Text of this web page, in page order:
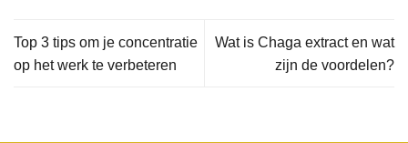
Top 3 tips om je concentratie
op het werk te verbeteren
Wat is Chaga extract en wat
zijn de voordelen?